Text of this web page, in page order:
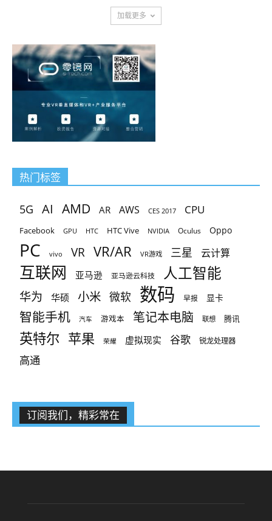
加载更多
热门标签
5G AI AMD AR AWS CES 2017 CPU
Facebook GPU HTC HTC Vive NVIDIA Oculus Oppo
PC vivo VR VR/AR VR游戏 三星 云计算
互联网 亚马逊 亚马逊云科技 人工智能
华为 华硕 小米 微软 数码 早报 显卡
智能手机 汽车 游戏本 笔记本电脑 联想 腾讯
英特尔 苹果 荣耀 虚拟现实 谷歌 锐龙处理器
高通
订阅我们，精彩常在